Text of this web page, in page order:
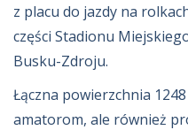
z placu do jazdy na
części Stadionu
Busku-Zdroju.
Łączna powierzchnia
amatorom, ale również